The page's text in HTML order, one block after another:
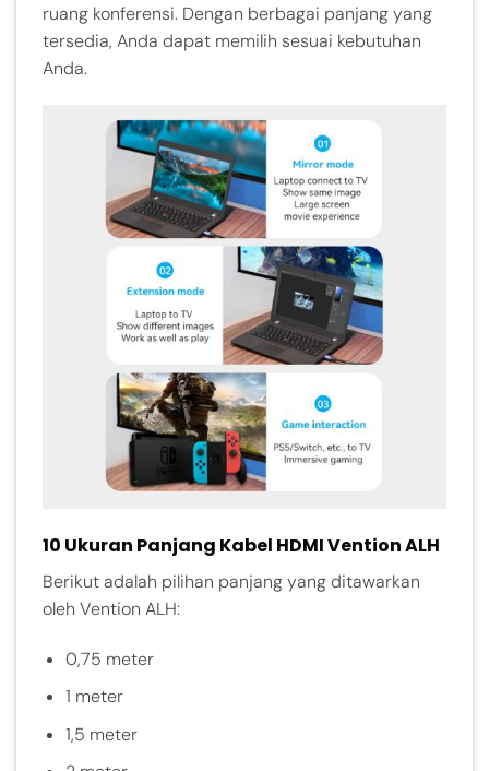
ruang konferensi. Dengan berbagai panjang yang
tersedia, Anda dapat memilih sesuai kebutuhan
Anda.
10 Ukuran Panjang Kabel HDMI Vention ALH
Berikut adalah pilihan panjang yang ditawarkan
oleh Vention ALH:
0,75 meter
1 meter
1,5 meter